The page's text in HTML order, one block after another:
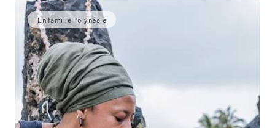
En famille Polynésie